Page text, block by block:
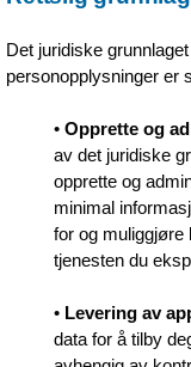
Det juridiske
personopplysninger er
•Opprette og
av det juridiske
opprette og
minimal
for og muliggjøre
tjenesten du
• Levering av
data for å tilby